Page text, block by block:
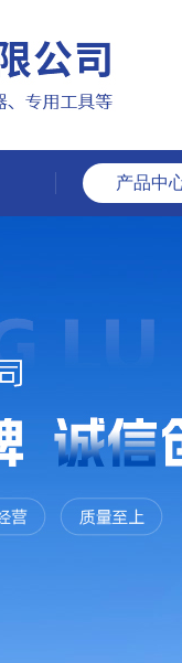
产品中